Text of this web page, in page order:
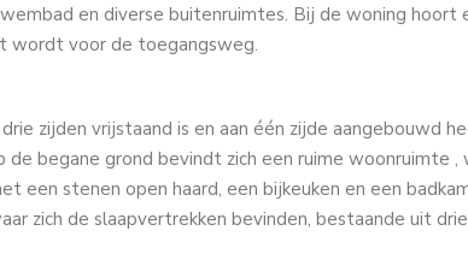
en diverse buitenruimtes. Bij de woning
wordt voor de toegangsweg.
zijden vrijstaand is en aan één zijde aangebouwd
de begane grond bevindt zich een ruime woonruimte ,
een stenen open haard, een bijkeuken en een
zich de slaapvertrekken bevinden, bestaande uit